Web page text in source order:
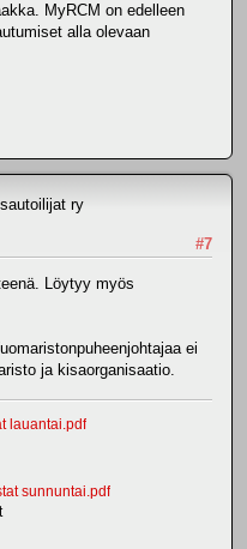
MyRCM on edelleen
alla olevaan
ry
#7
Löytyy myös
ei
ja kisaorganisaatio.
lauantai.pdf
sunnuntai.pdf